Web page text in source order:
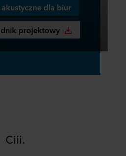
dla biur
projektowy
Ciii.